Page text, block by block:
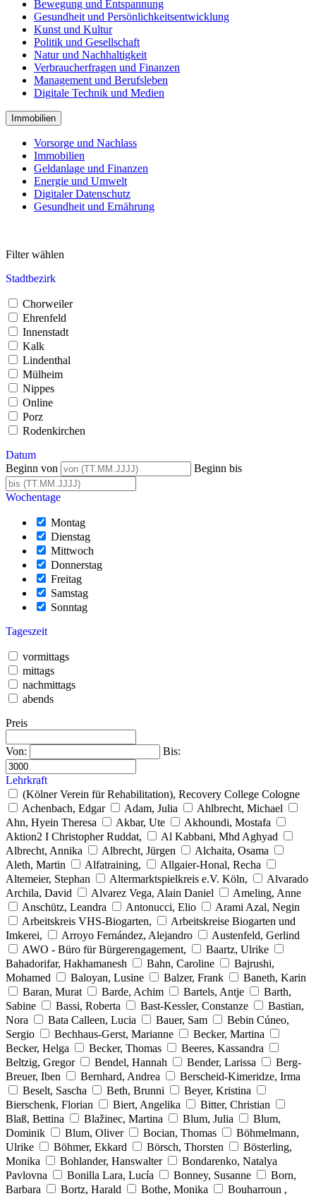
Bewegung und Entspannung
Gesundheit und Persönlichkeitsentwicklung
Kunst und Kultur
Politik und Gesellschaft
Natur und Nachhaltigkeit
Verbraucherfragen und Finanzen
Management und Berufsleben
Digitale Technik und Medien
Immobilien
Vorsorge und Nachlass
Immobilien
Geldanlage und Finanzen
Energie und Umwelt
Digitaler Datenschutz
Gesundheit und Ernährung
Filter wählen
Stadtbezirk
Chorweiler
Ehrenfeld
Innenstadt
Kalk
Lindenthal
Mülheim
Nippes
Online
Porz
Rodenkirchen
Datum
Beginn von
Beginn bis
Wochentage
Montag
Dienstag
Mittwoch
Donnerstag
Freitag
Samstag
Sonntag
Tageszeit
vormittags
mittags
nachmittags
abends
Preis
Von: Bis:
Lehrkraft
(Kölner Verein für Rehabilitation), Recovery College Cologne
Achenbach, Edgar
Adam, Julia
Ahlbrecht, Michael
Ahn, Hyein Theresa
Akbar, Ute
Akhoundi, Mostafa
Aktion2 I Christopher Ruddat,
Al Kabbani, Mhd Aghyad
Albrecht, Annika
Albrecht, Jürgen
Alchaita, Osama
Aleth, Martin
Alfatraining,
Allgaier-Honal, Recha
Altemeier, Stephan
Altermarktspielkreis e.V. Köln,
Alvarado
Archila, David
Alvarez Vega, Alain Daniel
Ameling, Anne
Anschütz, Leandra
Antonucci, Elio
Arami Azal, Negin
Arbeitskreis VHS-Biogarten,
Arbeitskreise Biogarten und
Imkerei,
Arroyo Fernández, Alejandro
Austenfeld, Gerlind
AWO - Büro für Bürgerengagement,
Baartz, Ulrike
Bahadorifar, Hakhamanesh
Bahn, Caroline
Bajrushi,
Mohamed
Baloyan, Lusine Balzer, Frank
Baneth, Karin
Baran, Murat
Barde, Achim Bartels, Antje
Barth,
Sabine
Bassi, Roberta Bast-Kessler, Constanze
Bastian,
Nora
Bata Calleen, Lucia Bauer, Sam
Bebin Cúneo,
Sergio
Bechhaus-Gerst, Marianne
Becker, Martina
Becker, Helga
Becker, Thomas
Beeres, Kassandra
Beltzig, Gregor
Bendel, Hannah Bender, Larissa
Berg-
Breuer, Iben
Bernhard, Andrea
Berscheid-Kimeridze, Irma
Beselt, Sascha
Beth, Brunni
Beyer, Kristina
Bierschenk, Florian
Biert, Angelika
Bitter, Christian
Blaß, Bettina
Blažinec, Martina Blum, Julia
Blum,
Dominik
Blum, Oliver Bocian, Thomas
Böhmelmann,
Ulrike
Böhmer, Ekkard Börsch, Thorsten
Bösterling,
Monika
Bohlander, Hanswalter
Bondarenko, Natalya
Pavlovna
Bonilla Lara, Lucía Bonney, Susanne
Born,
Barbara
Bortz, Harald Bothe, Monika
Bouharroun ,